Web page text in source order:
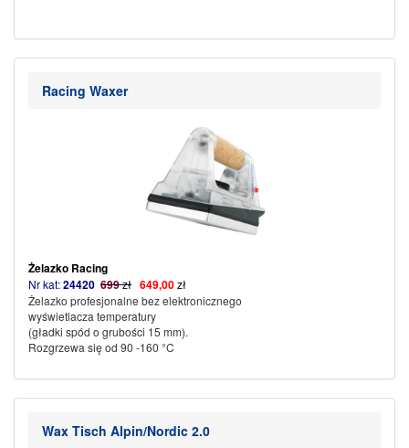
Racing Waxer
Żelazko Racing
Nr kat:24420 699zł 649,00zł
Żelazko profesjonalne bez elektronicznego
wyświetlacza temperatury
(gładki spód o grubości 15 mm).
Rozgrzewa się od 90 -160 °C
Wax Tisch Alpin/Nordic 2.0